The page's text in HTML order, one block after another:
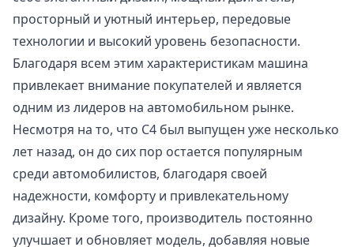
просторный и уютный интерьер, передовые
технологии и высокий уровень безопасности.
Благодаря всем этим характеристикам машина
привлекает внимание покупателей и является
одним из лидеров на автомобильном рынке.
Несмотря на то, что С4 был выпущен уже несколько
лет назад, он до сих пор остается популярным
среди автомобилистов, благодаря своей
надежности, комфорту и привлекательному
дизайну. Кроме того, производитель постоянно
улучшает и обновляет модель, добавляя новые